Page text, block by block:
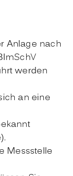
Anlage nach
werden
an eine
Messstelle